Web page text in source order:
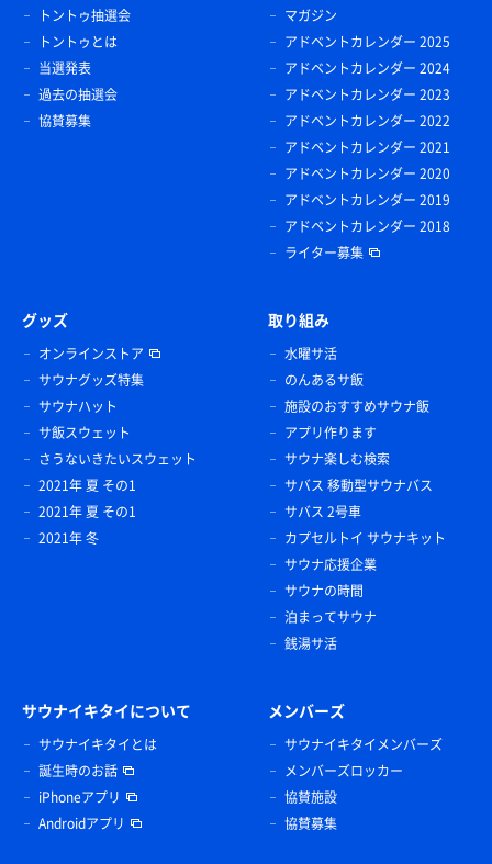
トントゥ抽選会
トントゥとは
当選発表
過去の抽選会
協賛募集
マガジン
アドベントカレンダー 2025
アドベントカレンダー 2024
アドベントカレンダー 2023
アドベントカレンダー 2022
アドベントカレンダー 2021
アドベントカレンダー 2020
アドベントカレンダー 2019
アドベントカレンダー 2018
ライター募集
グッズ
オンラインストア
サウナグッズ特集
サウナハット
サ飯スウェット
さうないきたいスウェット
2021年 夏 その1
2021年 夏 その1
2021年 冬
取り組み
水曜サ活
のんあるサ飯
施設のおすすめサウナ飯
アプリ作ります
サウナ楽しむ検索
サバス 移動型サウナバス
サバス 2号車
カプセルトイ サウナキット
サウナ応援企業
サウナの時間
泊まってサウナ
銭湯サ活
サウナイキタイについて
サウナイキタイとは
誕生時のお話
iPhoneアプリ
Androidアプリ
メンバーズ
サウナイキタイメンバーズ
メンバーズロッカー
協賛施設
協賛募集